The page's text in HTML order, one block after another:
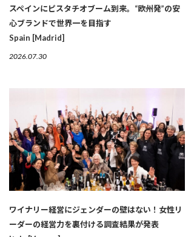
スペインにピスタチオブーム到来。“欧州発”の安
心ブランドで世界一を目指す
Spain [Madrid]
2026.07.30
ワイナリー経営にジェンダーの壁はない！女性リ
ーダーの経営力を裏付ける調査結果が発表